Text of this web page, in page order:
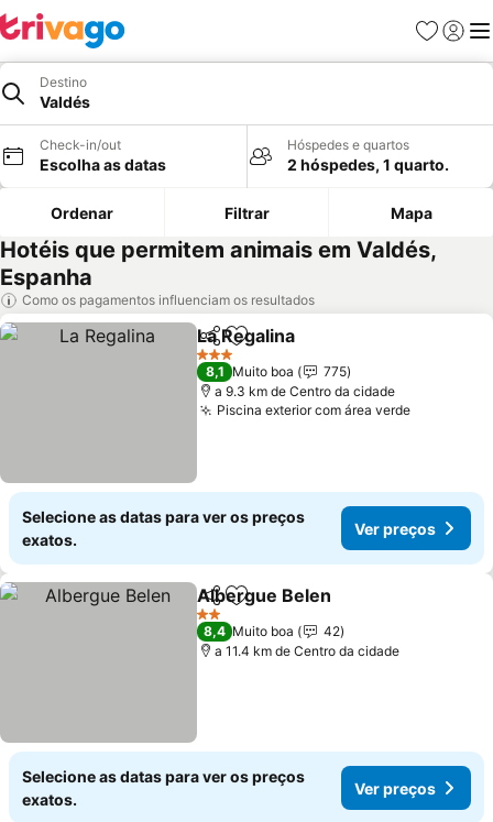
Favoritos
Iniciar
Destino
Valdés
Check-in/out
Escolha as datas
Hóspedes e quartos
2 hóspedes, 1 quarto.
Ordenar Filtrar Mapa
Hotéis que permitem animais em Valdés,
Espanha
Como os pagamentos influenciam os resultados
PartilharAdicionar aos favoritos
La Regalina
3 Estrelas
8,1 Muito boa
775
a 9.3 km de Centro da cidade
Piscina exterior com área verdeVer
Selecione as datas para ver os preços
exatos.
Ver preços
PartilharAdicionar aos favoritos
Albergue Belen
2 Estrelas
8,4 Muito boa
42
a 11.4 km de Centro da cidade
Selecione as datas para ver os preços
exatos.
Ver preços